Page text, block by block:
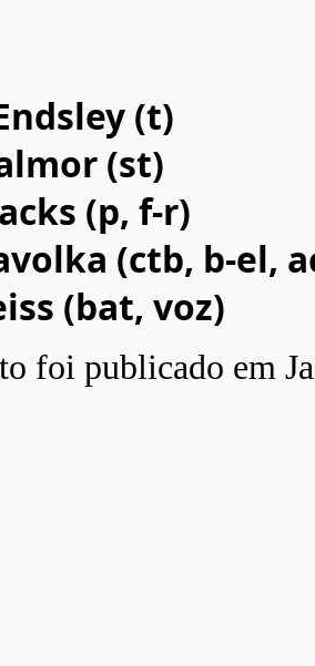
(t)
(st)
(p, f-r)
(ctb, b-el,
(bat, voz)
foi publicado em